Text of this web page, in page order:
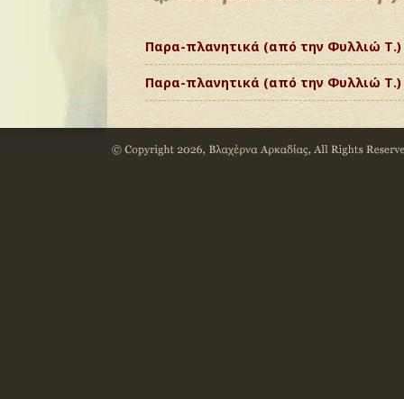
Παρα-πλανητικά (από την Φυλλιώ Τ.)
Παρα-πλανητικά (από την Φυλλιώ Τ.)